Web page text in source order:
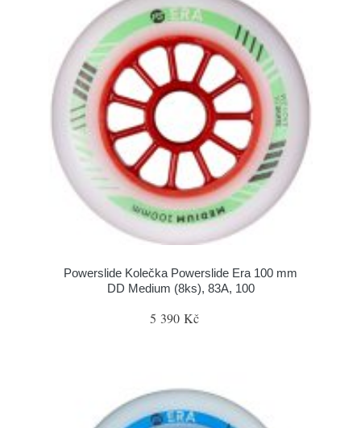
Powerslide Kolečka Powerslide Era 100 mm
DD Medium (8ks), 83A, 100
5 390 Kč